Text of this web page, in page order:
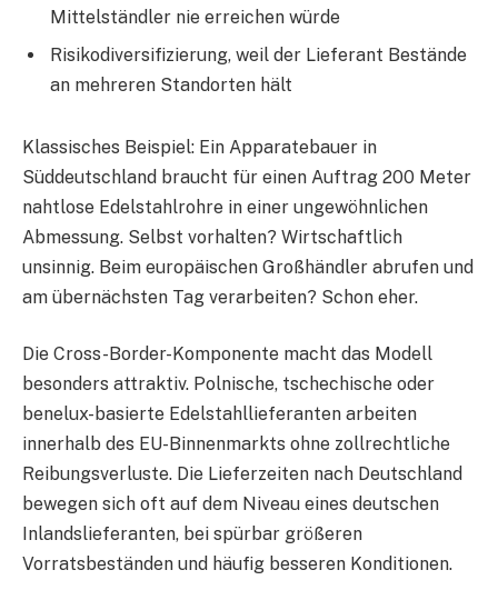
Mittelständler nie erreichen würde
Risikodiversifizierung, weil der Lieferant Bestände
an mehreren Standorten hält
Klassisches Beispiel: Ein Apparatebauer in
Süddeutschland braucht für einen Auftrag 200 Meter
nahtlose Edelstahlrohre in einer ungewöhnlichen
Abmessung. Selbst vorhalten? Wirtschaftlich
unsinnig. Beim europäischen Großhändler abrufen und
am übernächsten Tag verarbeiten? Schon eher.
Die Cross-Border-Komponente macht das Modell
besonders attraktiv. Polnische, tschechische oder
benelux-basierte Edelstahllieferanten arbeiten
innerhalb des EU-Binnenmarkts ohne zollrechtliche
Reibungsverluste. Die Lieferzeiten nach Deutschland
bewegen sich oft auf dem Niveau eines deutschen
Inlandslieferanten, bei spürbar größeren
Vorratsbeständen und häufig besseren Konditionen.